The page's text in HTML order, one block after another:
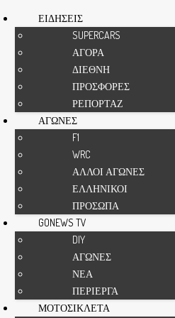
ΔΟΚΙΜΕΣ
ΔΟΚΙΜΕΣ
ΣΥΓΚΡΙΤΙΚΟ
Τελευταία
Τελευταία
Προτεινόμενες δημοσιεύσεις
Τα πιο δημοφιλή
Δημοφιλή 7 ημερών
Κατά βαθμολογία κριτικής
ΕΙΔΗΣΕΙΣ
SUPERCARS
ΑΓΟΡΑ
ΔΙΕΘΝΗ
ΠΡΟΣΦΟΡΕΣ
ΡΕΠΟΡΤΑΖ
ΑΓΩΝΕΣ
F1
WRC
ΑΛΛΟΙ ΑΓΩΝΕΣ
ΕΛΛΗΝΙΚΟΙ
ΠΡΟΣΩΠΑ
GONEWS TV
DIY
ΑΓΩΝΕΣ
ΝΕΑ
ΠΕΡΙΕΡΓΑ
ΜΟΤΟΣΙΚΛΕΤΑ